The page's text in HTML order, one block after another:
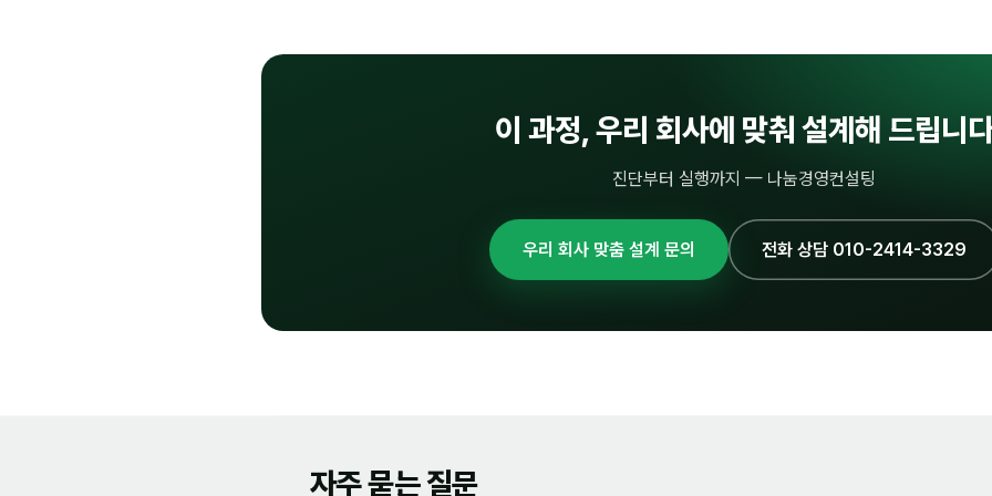
이 과정, 우리 회사에 맞춰 설계해 드립니
진단부터 실행까지 — 나눔경영컨설팅
우리 회사 맞춤 설계 문의 전화 상담 010-2414-3329
자주 묻는 질문